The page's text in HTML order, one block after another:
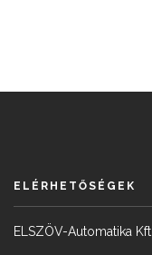
ELÉRHETŐSÉGEK
ELSZÖV-Automatika Kft.